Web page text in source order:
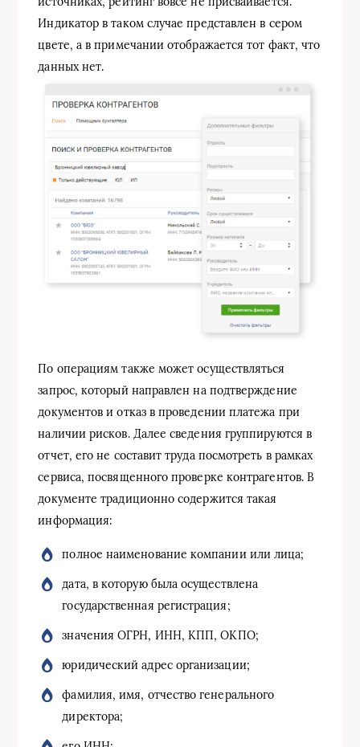
Индикатор в таком случае представлен в сером
цвете, а в примечании отображается тот факт, что
данных нет.
По операциям также может осуществляться
запрос, который направлен на подтверждение
документов и отказ в проведении платежа при
наличии рисков. Далее сведения группируются в
отчет, его не составит труда посмотреть в рамках
сервиса, посвященного проверке контрагентов. В
документе традиционно содержится такая
информация:
полное наименование компании или лица;
дата, в которую была осуществлена
государственная регистрация;
значения ОГРН, ИНН, КПП, ОКПО;
юридический адрес организации;
фамилия, имя, отчество генерального
директора;